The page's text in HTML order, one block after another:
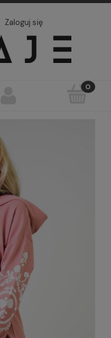
Zaloguj się